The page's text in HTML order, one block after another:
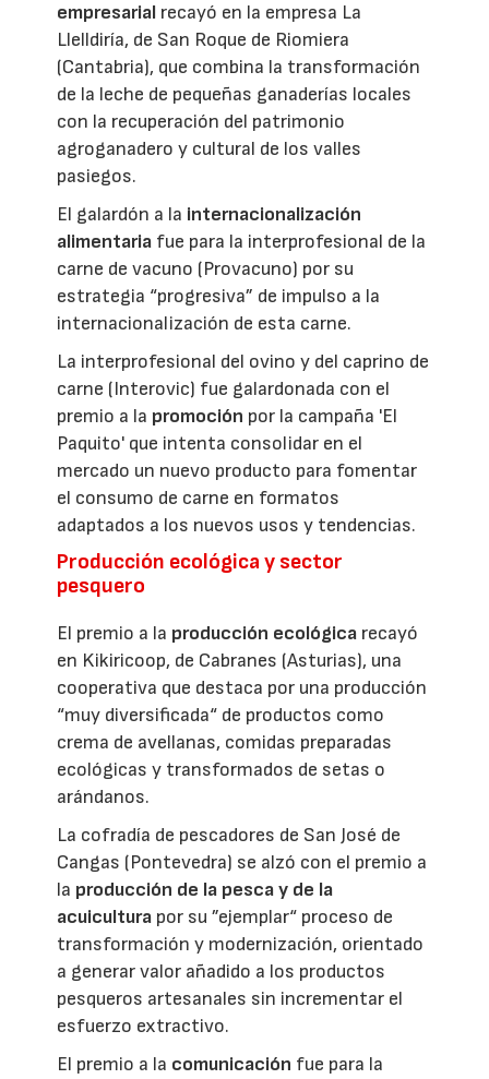
empresarial recayó en la empresa La
Llelldiría, de San Roque de Riomiera
(Cantabria), que combina la transformación
de la leche de pequeñas ganaderías locales
con la recuperación del patrimonio
agroganadero y cultural de los valles
pasiegos.
El galardón a la internacionalización
alimentaria fue para la interprofesional de la
carne de vacuno (Provacuno) por su
estrategia “progresiva” de impulso a la
internacionalización de esta carne.
La interprofesional del ovino y del caprino de
carne (Interovic) fue galardonada con el
premio a la promoción por la campaña 'El
Paquito' que intenta consolidar en el
mercado un nuevo producto para fomentar
el consumo de carne en formatos
adaptados a los nuevos usos y tendencias.
Producción ecológica y sector
pesquero
El premio a la producción ecológica recayó
en Kikiricoop, de Cabranes (Asturias), una
cooperativa que destaca por una producción
“muy diversificada“ de productos como
crema de avellanas, comidas preparadas
ecológicas y transformados de setas o
arándanos.
La cofradía de pescadores de San José de
Cangas (Pontevedra) se alzó con el premio a
la producción de la pesca y de la
acuicultura por su ”ejemplar“ proceso de
transformación y modernización, orientado
a generar valor añadido a los productos
pesqueros artesanales sin incrementar el
esfuerzo extractivo.
El premio a la comunicación fue para la